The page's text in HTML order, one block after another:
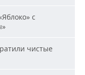
с
чистые